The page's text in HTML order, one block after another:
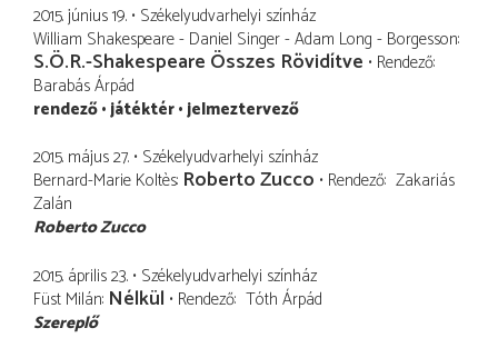
2015. június 19. Székelyudvarhelyi színház
William Shakespeare - Daniel Singer - Adam Long - Borgesson
S.Ö.R.-Shakespeare Összes Rövidítve Rendező
Barabás Árpád
rendező játéktér jelmeztervező
2015. május 27. Székelyudvarhelyi színház
Bernard-Marie Koltès Roberto Zucco Rendező Zakariás
Zalán
Roberto Zucco
2015. április 23. Székelyudvarhelyi színház
Füst Milán Nélkül Rendező Tóth Árpád
Szereplő